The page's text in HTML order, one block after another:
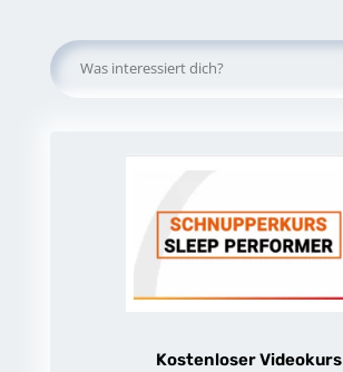
Suchen
Kostenloser Videokurs